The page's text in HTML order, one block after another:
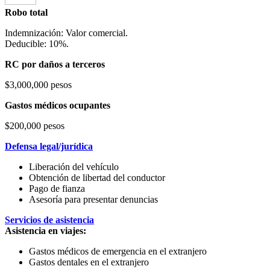
Robo total
Indemnización: Valor comercial.
Deducible: 10%.
RC por daños a terceros
$3,000,000 pesos
Gastos médicos ocupantes
$200,000 pesos
Defensa legal/jurídica
Liberación del vehículo
Obtención de libertad del conductor
Pago de fianza
Asesoría para presentar denuncias
Servicios de asistencia
Asistencia en viajes:
Gastos médicos de emergencia en el extranjero
Gastos dentales en el extranjero